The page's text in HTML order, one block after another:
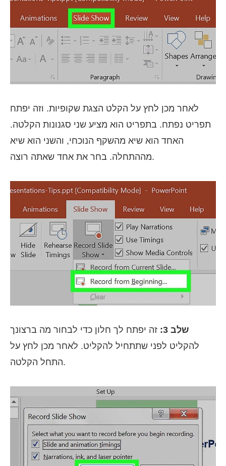
לאחר מכן לחץ על הקלט הצגת שקופיות. וזה יפתח
תפריט נפתח. בתפריט הוא מציע שני סגנונות הקלטה.
האחד הוא שיא מהשקף הנוכחי, והשני הוא שיא
מההתחלה. בחר את אחד שאתה רוצה.
שלב 3:
זה יפתח לך חלון כדי לבחור מה ברצונך
להקליט לפני שתתחיל להקליט. לאחר מכן לחץ על
התחל הקלטה.